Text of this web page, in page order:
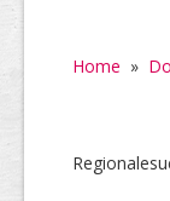
Home »